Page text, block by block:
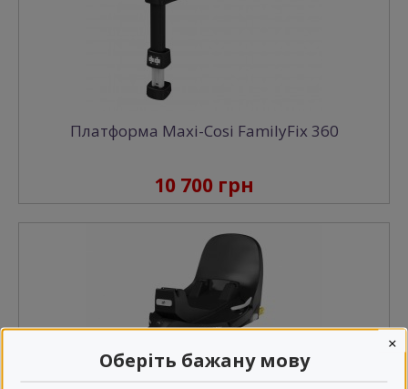
Платформа Maxi-Cosi FamilyFix 360
10 700 грн
Оберіть бажану мову
×